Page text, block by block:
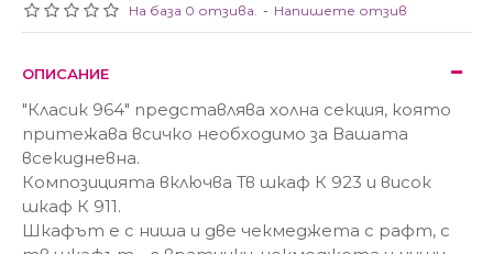
На база 0 отзива. - Напишете отзив
ОПИСАНИЕ
"Класик 964" представлява холна секция, която
притежава всичко необходимо за Вашата
всекидневна.
Композицията включва Тв шкаф К 923 и висок
шкаф К 911.
Шкафът е с ниша и две чекмеджета с рафт, с